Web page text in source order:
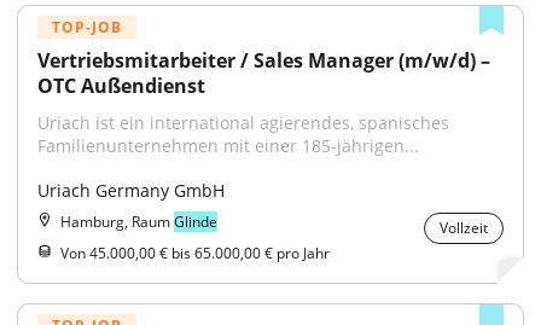
TOP-JOB
Vertriebsmitarbeiter / Sales Manager (m/w/d) –
OTC Außendienst
Uriach ist ein international agierendes, spanisches
Familienunternehmen mit einer 185-jährigen...
Uriach Germany GmbH
Hamburg, RaumGlinde
Vollzeit
Von 45.000,00 € bis 65.000,00 € pro Jahr